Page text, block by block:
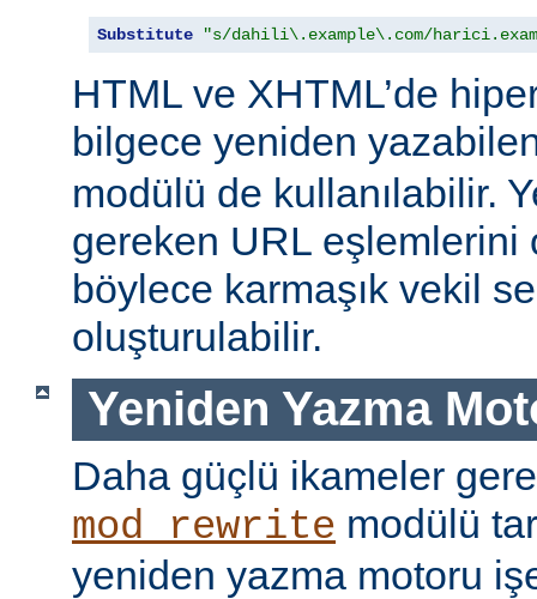
Substitute "s/dahili\.example\.com/
HTML ve XHTML’de
bilgece yeniden
modülü de kullanılabilir.
gereken URL eşlemlerini
böylece karmaşık vekil
oluşturulabilir.
Yeniden Yazma
Daha güçlü ikameler
mod_rewrite modülü
yeniden yazma motoru